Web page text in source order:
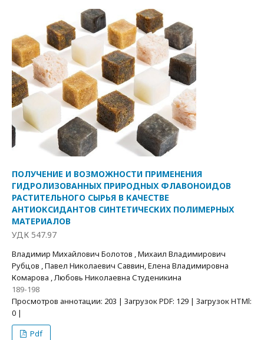
ПОЛУЧЕНИЕ И ВОЗМОЖНОСТИ ПРИМЕНЕНИЯ
ГИДРОЛИЗОВАННЫХ ПРИРОДНЫХ ФЛАВОНОИДОВ
РАСТИТЕЛЬНОГО СЫРЬЯ В КАЧЕСТВЕ
АНТИОКСИДАНТОВ СИНТЕТИЧЕСКИХ ПОЛИМЕРНЫХ
МАТЕРИАЛОВ
УДК 547.97
Владимир Михайлович Болотов , Михаил Владимирович
Рубцов , Павел Николаевич Саввин, Елена Владимировна
Комарова , Любовь Николаевна Студеникина
189-198
Просмотров аннотации: 203 | Загрузок PDF: 129 | Загрузок HTMl:
0 |
Pdf